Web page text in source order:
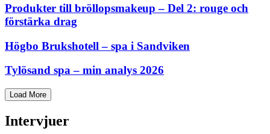
Produkter till bröllopsmakeup – Del 2: rouge och
förstärka drag
Högbo Brukshotell – spa i Sandviken
Tylösand spa – min analys 2026
Load More
Intervjuer